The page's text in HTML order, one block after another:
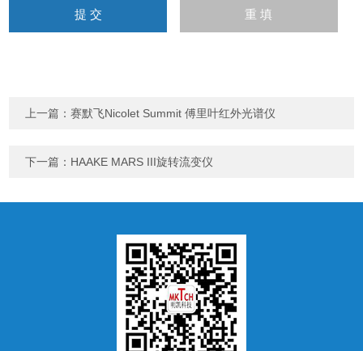
上一篇：赛默飞Nicolet Summit 傅里叶红外光谱仪
下一篇： HAAKE MARS III旋转流变仪